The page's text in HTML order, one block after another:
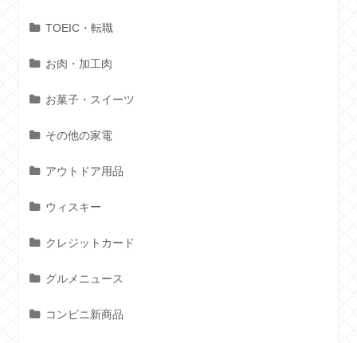
TOEIC・転職
お肉・加工肉
お菓子・スイーツ
その他の家電
アウトドア用品
ウィスキー
クレジットカード
グルメニュース
コンビニ新商品